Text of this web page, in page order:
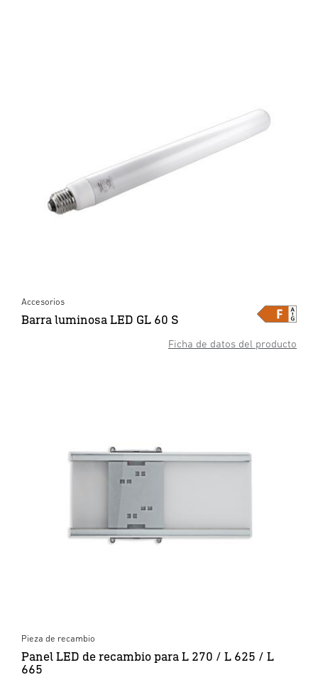
Ficha de datos del producto
Accesorios
Barra luminosa LED GL 60 S
Pieza de recambio
Panel LED de recambio para L 270 / L 625 / L
665